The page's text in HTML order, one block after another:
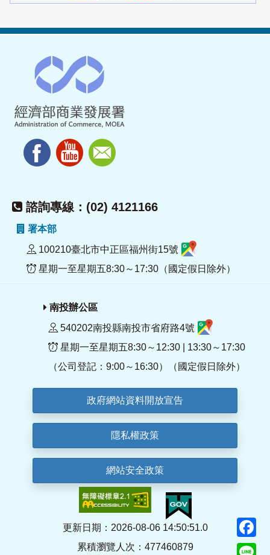
諮詢專線：(02) 4121166
署本部
100210臺北市中正區福州街15號
星期一至星期五8:30～17:30（國定假日除外）
南投辦公區
540202南投縣南投市省府路4號
星期一至星期五8:30～12:30 | 13:30～17:30
（公司登記：9:00～16:30）（國定假日除外）
政府網站資料開放宣告
隱私權政策
網站安全政策
更新日期：2026-08-06 14:50:51.0
累積瀏覽人次：477460879